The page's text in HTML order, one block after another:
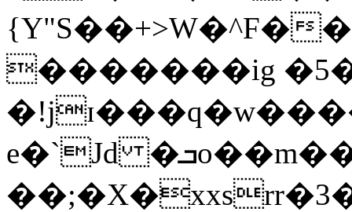
{Y"S��+>W�^F�
�������ig
e�`Jd �ܒo��m��1��d|